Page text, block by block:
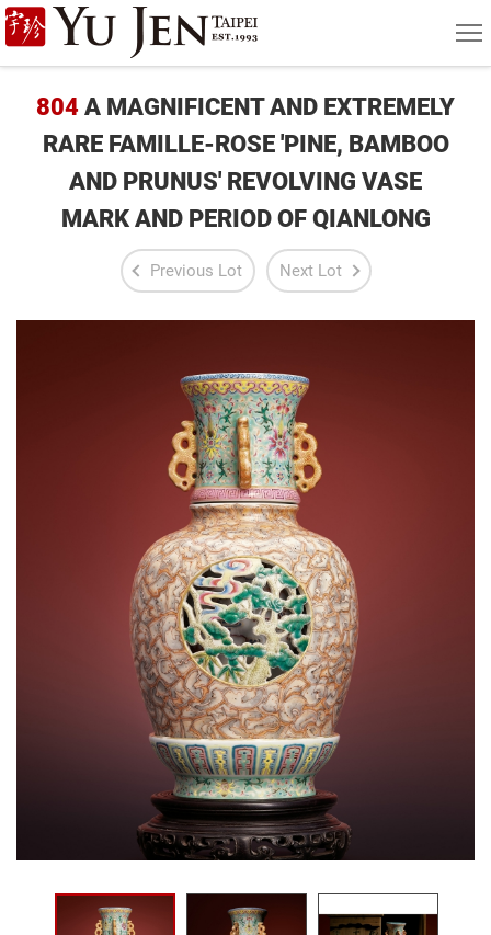
Yu
Jen
Taipei
Art
Antique
Auction
804 A MAGNIFICENT AND EXTREMELY
RARE FAMILLE-ROSE 'PINE, BAMBOO
AND PRUNUS' REVOLVING VASE
MARK AND PERIOD OF QIANLONG
Previous Lot Next Lot